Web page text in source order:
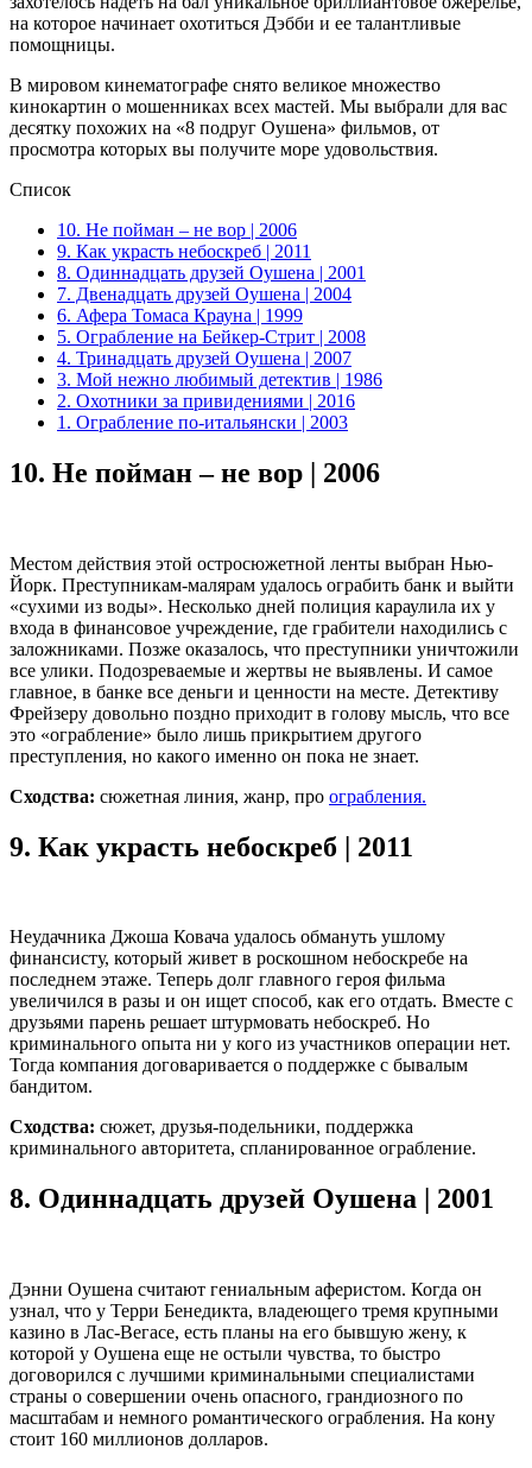
на которое начинает охотиться Дэбби и ее талантливые
помощницы.
В мировом кинематографе снято великое множество
кинокартин о мошенниках всех мастей. Мы выбрали для вас
десятку похожих на «8 подруг Оушена» фильмов, от
просмотра которых вы получите море удовольствия.
Список
10. Не пойман – не вор | 2006
9. Как украсть небоскреб | 2011
8. Одиннадцать друзей Оушена | 2001
7. Двенадцать друзей Оушена | 2004
6. Афера Томаса Крауна | 1999
5. Ограбление на Бейкер-Стрит | 2008
4. Тринадцать друзей Оушена | 2007
3. Мой нежно любимый детектив | 1986
2. Охотники за привидениями | 2016
1. Ограбление по-итальянски | 2003
10. Не пойман – не вор | 2006
Местом действия этой остросюжетной ленты выбран Нью-
Йорк. Преступникам-малярам удалось ограбить банк и выйти
«сухими из воды». Несколько дней полиция караулила их у
входа в финансовое учреждение, где грабители находились с
заложниками. Позже оказалось, что преступники уничтожили
все улики. Подозреваемые и жертвы не выявлены. И самое
главное, в банке все деньги и ценности на месте. Детективу
Фрейзеру довольно поздно приходит в голову мысль, что все
это «ограбление» было лишь прикрытием другого
преступления, но какого именно он пока не знает.
Сходства: сюжетная линия, жанр, про ограбления.
9. Как украсть небоскреб | 2011
Неудачника Джоша Ковача удалось обмануть ушлому
финансисту, который живет в роскошном небоскребе на
последнем этаже. Теперь долг главного героя фильма
увеличился в разы и он ищет способ, как его отдать. Вместе с
друзьями парень решает штурмовать небоскреб. Но
криминального опыта ни у кого из участников операции нет.
Тогда компания договаривается о поддержке с бывалым
бандитом.
Сходства: сюжет, друзья-подельники, поддержка
криминального авторитета, спланированное ограбление.
8. Одиннадцать друзей Оушена | 2001
Дэнни Оушена считают гениальным аферистом. Когда он
узнал, что у Терри Бенедикта, владеющего тремя крупными
казино в Лас-Вегасе, есть планы на его бывшую жену, к
которой у Оушена еще не остыли чувства, то быстро
договорился с лучшими криминальными специалистами
страны о совершении очень опасного, грандиозного по
масштабам и немного романтического ограбления. На кону
стоит 160 миллионов долларов.